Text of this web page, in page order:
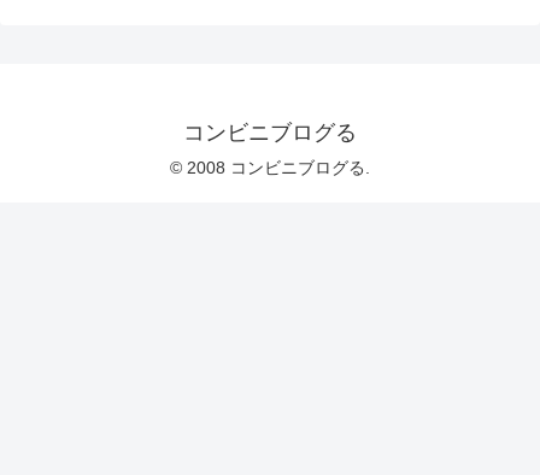
コンビニブログる
© 2008 コンビニブログる.